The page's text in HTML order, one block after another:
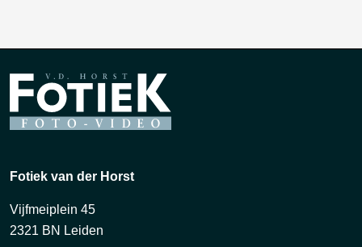
Fotiek van der Horst
Vijfmeiplein 45
2321 BN Leiden